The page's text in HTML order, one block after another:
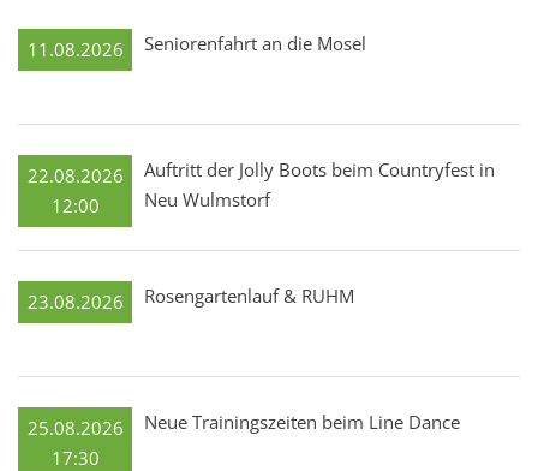
11.08.2026 Seniorenfahrt an die Mosel
22.08.2026
12:00
Auftritt der Jolly Boots beim Countryfest in
Neu Wulmstorf
23.08.2026 Rosengartenlauf & RUHM
25.08.2026
17:30
Neue Trainingszeiten beim Line Dance